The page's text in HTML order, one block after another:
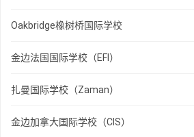
Oakbridge橡树桥国际学校
金边法国国际学校（EFI）
扎曼国际学校（Zaman）
金边加拿大国际学校（CIS）